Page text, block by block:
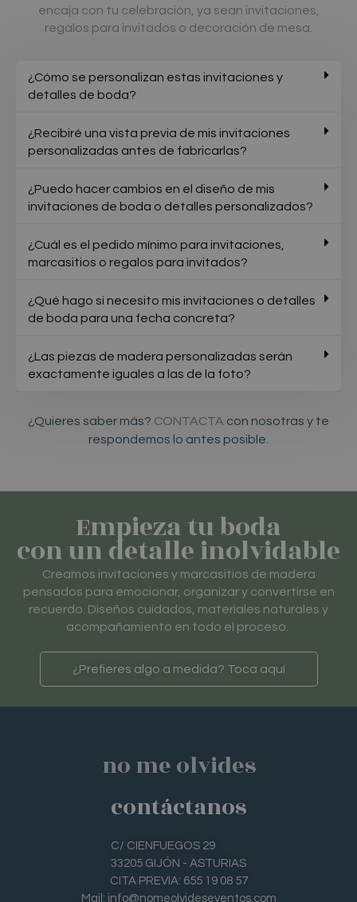
encaja con tu celebración, ya sean invitaciones,
regalos para invitados o decoración de mesa.
¿Cómo se personalizan estas invitaciones y
detalles de boda?
¿Recibiré una vista previa de mis invitaciones
personalizadas antes de fabricarlas?
¿Puedo hacer cambios en el diseño de mis
invitaciones de boda o detalles personalizados?
¿Cuál es el pedido mínimo para invitaciones,
marcasitios o regalos para invitados?
¿Qué hago si necesito mis invitaciones o detalles
de boda para una fecha concreta?
¿Las piezas de madera personalizadas serán
exactamente iguales a las de la foto?
¿Quieres saber más? CONTACTA con nosotras y te
respondemos lo antes posible.
Empieza tu boda
con un detalle inolvidable
Creamos invitaciones y marcasitios de madera
pensados para emocionar, organizar y convertirse en
recuerdo. Diseños cuidados, materiales naturales y
acompañamiento en todo el proceso.
¿Prefieres algo a medida? Toca aquí
no me olvides
contáctanos
C/ CIENFUEGOS 29
33205 GIJÓN - ASTURIAS
CITA PREVIA: 655 19 08 57
Mail: info@nomeolvideseventos.com